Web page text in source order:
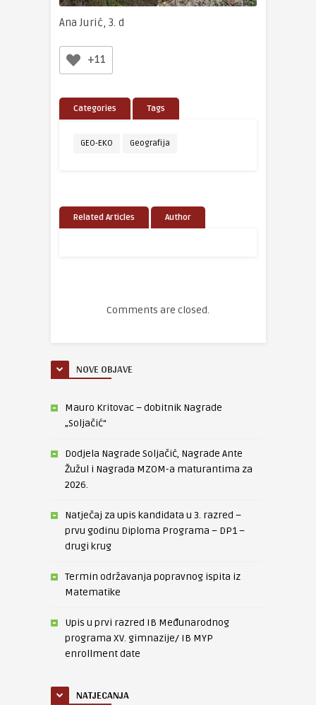
Ana Jurić, 3. d
+11
Categories Tags
GEO-EKO Geografija
Related Articles Author
Comments are closed.
NOVE OBJAVE
Mauro Kritovac – dobitnik Nagrade
„Soljačić“
Dodjela Nagrade Soljačić, Nagrade Ante
Žužul i Nagrada MZOM-a maturantima za
2026.
Natječaj za upis kandidata u 3. razred –
prvu godinu Diploma Programa – DP1 –
drugi krug
Termin održavanja popravnog ispita iz
Matematike
Upis u prvi razred IB Međunarodnog
programa XV. gimnazije/ IB MYP
enrollment date
NATJECANJA